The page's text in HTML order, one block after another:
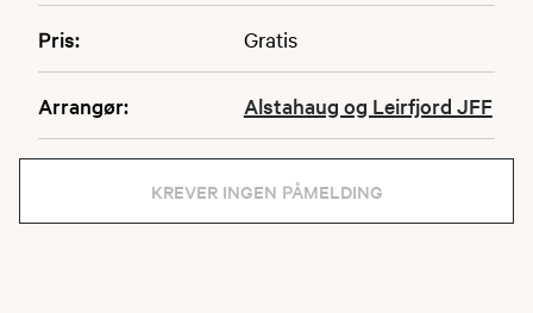
Pris: Gratis
Arrangør: Alstahaug og Leirfjord JFF
KREVER INGEN PÅMELDING